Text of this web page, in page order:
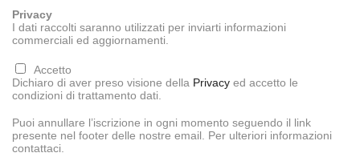
Privacy
I dati raccolti saranno utilizzati per inviarti informazioni
commerciali ed aggiornamenti.
Accetto
Dichiaro di aver preso visione della Privacy ed accetto le
condizioni di trattamento dati.
Puoi annullare l’iscrizione in ogni momento seguendo il link
presente nel footer delle nostre email. Per ulteriori informazioni
contattaci.